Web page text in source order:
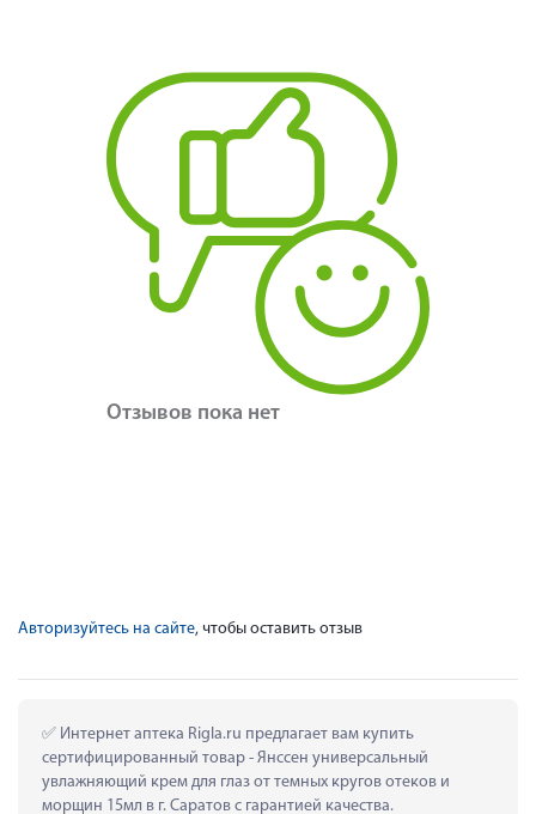
Отзывов пока нет
Авторизуйтесь на сайте, чтобы оставить отзыв
Интернет аптека Rigla.ru предлагает вам купить
сертифицированный товар - Янссен универсальный
увлажняющий крем для глаз от темных кругов отеков и
морщин 15мл в г. Саратов с гарантией качества.